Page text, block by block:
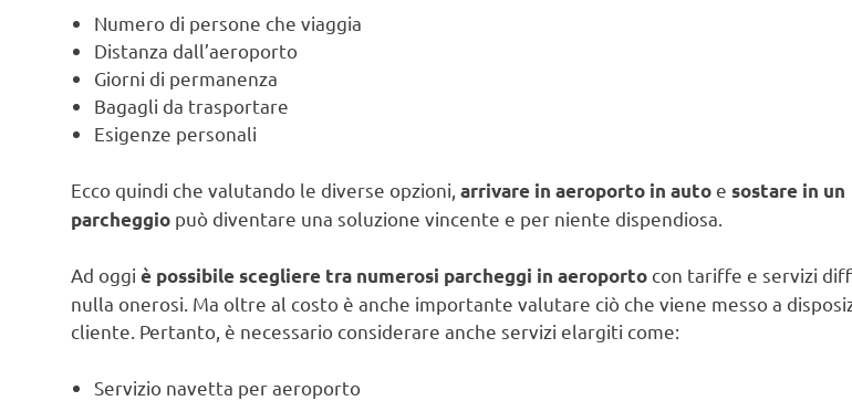
Numero di persone che viaggia
Distanza dall’aeroporto
Giorni di permanenza
Bagagli da trasportare
Esigenze personali
Ecco quindi che valutando le diverse opzioni, arrivare in aeroporto in auto e sostare in un
parcheggio può diventare una soluzione vincente e per niente dispendiosa.
Ad oggi è possibile scegliere tra numerosi parcheggi in aeroporto con tariffe e servizi
nulla onerosi. Ma oltre al costo è anche importante valutare ciò che viene messo a
cliente. Pertanto, è necessario considerare anche servizi elargiti come:
Servizio navetta per aeroporto